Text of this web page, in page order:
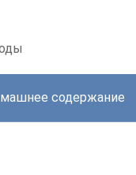
содержание